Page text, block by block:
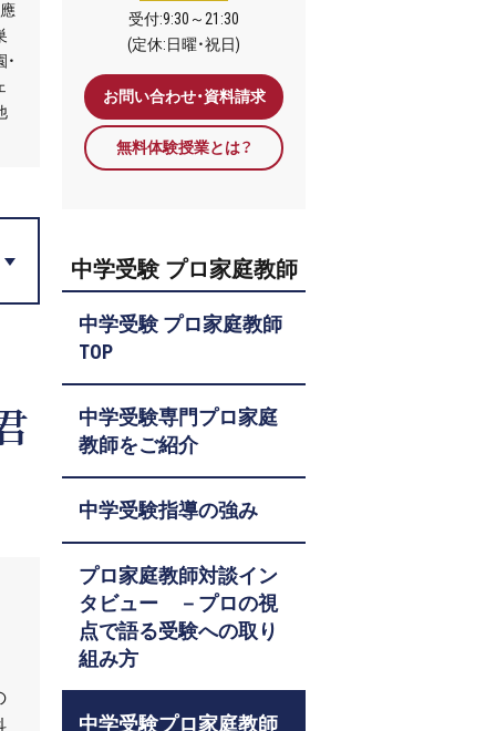
受付:9:30～21:30
(定休:日曜・祝日)
お問い合わせ・資料請求
無料体験授業とは？
中学受験 プロ家庭教師
中学受験 プロ家庭教師
TOP
中学受験専門プロ家庭
教師をご紹介
中学受験指導の強み
プロ家庭教師対談イン
タビュー －プロの視
点で語る受験への取り
組み方
中学受験プロ家庭教師